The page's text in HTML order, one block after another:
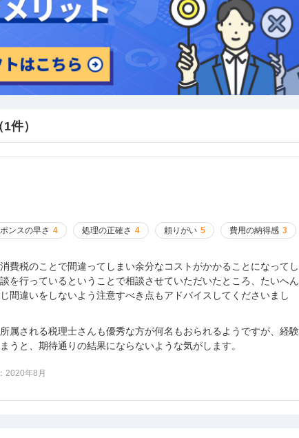
件）
ンスの早さ 4 処理の正確さ 4 頼りがい 5 費用の納得感 3
費税のことで間違ってしまい余分なコストがかかることになってし
を行っているということで相談させていただいたところ、たいへん
間違いをしないよう注意すべき点もアドバイスしてくださいまし
属される税理士さんも優秀な方が何名もおられるようですが、経験
うと、期待通りの結果にならないような気がします。
2020年8月